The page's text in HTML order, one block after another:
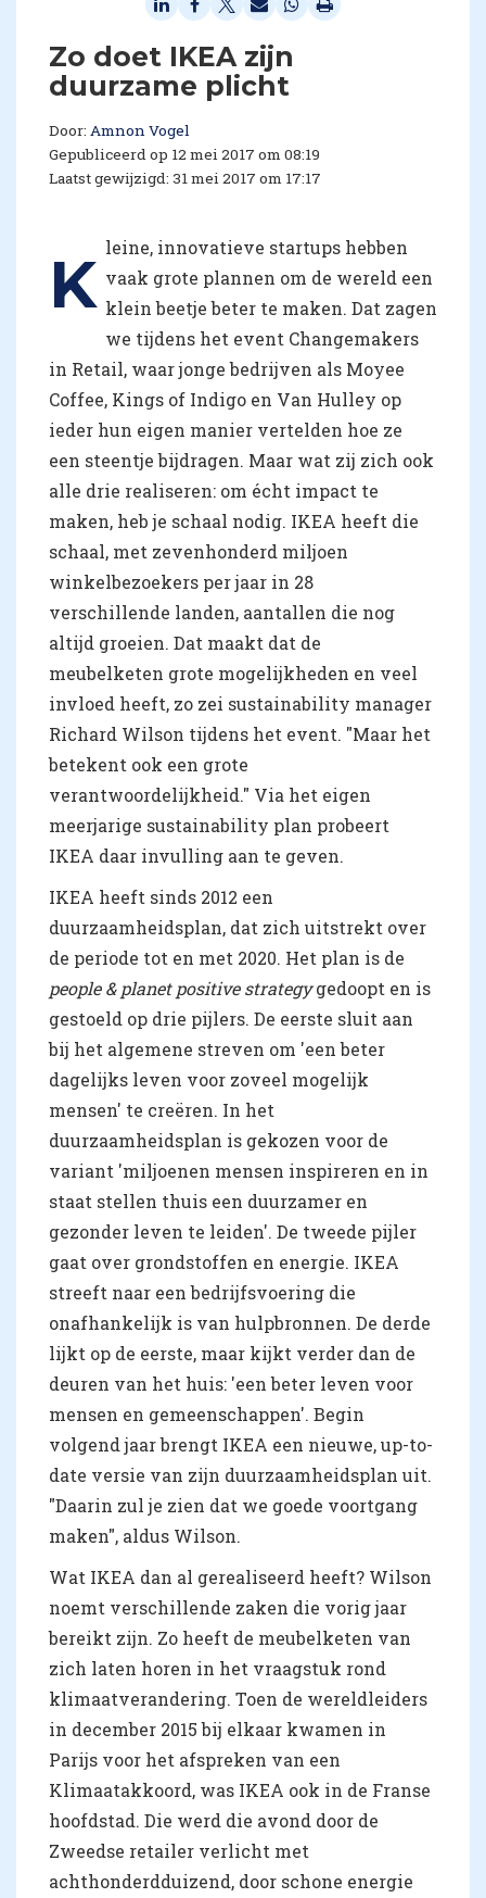
​Zo doet IKEA zijn
duurzame plicht
Door: Amnon Vogel
Gepubliceerd op 12 mei 2017 om 08:19
Laatst gewijzigd: 31 mei 2017 om 17:17
K leine, innovatieve startups hebben
vaak grote plannen om de wereld een
klein beetje beter te maken. Dat zagen
we tijdens het event Changemakers
in Retail, waar jonge bedrijven als Moyee
Coffee, Kings of Indigo en Van Hulley op
ieder hun eigen manier vertelden hoe ze
een steentje bijdragen. Maar wat zij zich ook
alle drie realiseren: om écht impact te
maken, heb je schaal nodig. IKEA heeft die
schaal, met zevenhonderd miljoen
winkelbezoekers per jaar in 28
verschillende landen, aantallen die nog
altijd groeien. Dat maakt dat de
meubelketen grote mogelijkheden en veel
invloed heeft, zo zei sustainability manager
Richard Wilson tijdens het event. "Maar het
betekent ook een grote
verantwoordelijkheid." Via het eigen
meerjarige sustainability plan probeert
IKEA daar invulling aan te geven.
IKEA heeft sinds 2012 een
duurzaamheidsplan, dat zich uitstrekt over
de periode tot en met 2020. Het plan is de
people & planet positive strategygedoopt en is
gestoeld op drie pijlers. De eerste sluit aan
bij het algemene streven om 'een beter
dagelijks leven voor zoveel mogelijk
mensen' te creëren. In het
duurzaamheidsplan is gekozen voor de
variant 'miljoenen mensen inspireren en in
staat stellen thuis een duurzamer en
gezonder leven te leiden'. De tweede pijler
gaat over grondstoffen en energie. IKEA
streeft naar een bedrijfsvoering die
onafhankelijk is van hulpbronnen. De derde
lijkt op de eerste, maar kijkt verder dan de
deuren van het huis: 'een beter leven voor
mensen en gemeenschappen'. Begin
volgend jaar brengt IKEA een nieuwe, up-to-
date versie van zijn duurzaamheidsplan uit.
"Daarin zul je zien dat we goede voortgang
maken", aldus Wilson.
Wat IKEA dan al gerealiseerd heeft? Wilson
noemt verschillende zaken die vorig jaar
bereikt zijn. Zo heeft de meubelketen van
zich laten horen in het vraagstuk rond
klimaatverandering. Toen de wereldleiders
in december 2015 bij elkaar kwamen in
Parijs voor het afspreken van een
Klimaatakkoord, was IKEA ook in de Franse
hoofdstad. Die werd die avond door de
Zweedse retailer verlicht met
achthonderdduizend, door schone energie